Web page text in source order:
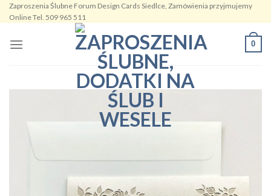
Skip
to
content
Zaproszenia Ślubne Forum Design Cards Siedlce, Zamówienia przyjmujemy
Online Tel. 509 965 511
0